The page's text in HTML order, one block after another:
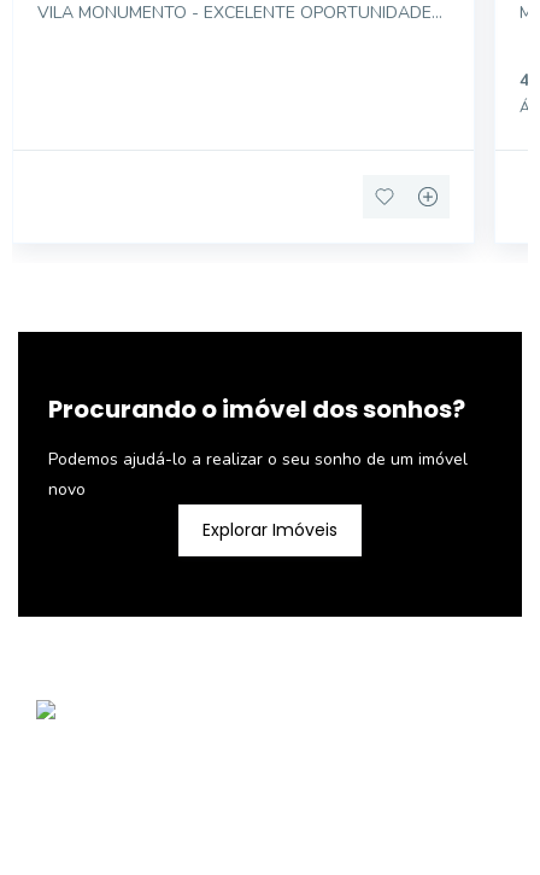
VILA MONUMENTO - EXCELENTE OPORTUNIDADE
Procurando o imóvel dos sonhos?
Podemos ajudá-lo a realizar o seu sonho de um imóvel
novo
Explorar Imóveis